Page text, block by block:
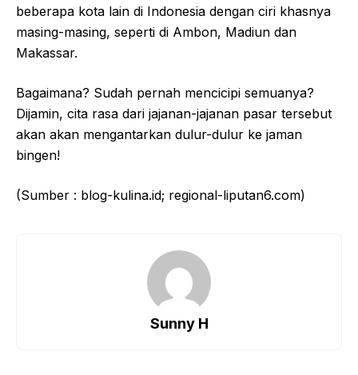
beberapa kota lain di Indonesia dengan ciri khasnya
masing-masing, seperti di Ambon, Madiun dan
Makassar.
Bagaimana? Sudah pernah mencicipi semuanya?
Dijamin, cita rasa dari jajanan-jajanan pasar tersebut
akan akan mengantarkan dulur-dulur ke jaman
bingen!
(Sumber : blog-kulina.id; regional-liputan6.com)
Sunny H